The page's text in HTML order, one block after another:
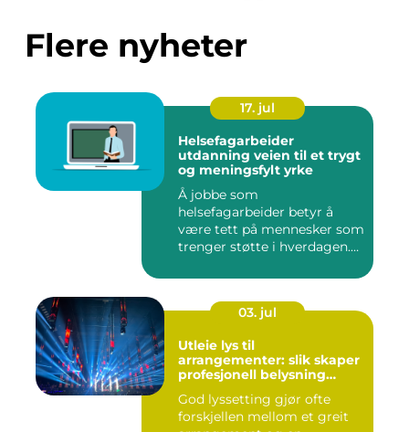
Flere nyheter
17. jul
Helsefagarbeider
utdanning veien til et trygt
og meningsfylt yrke
Å jobbe som
helsefagarbeider betyr å
være tett på mennesker som
trenger støtte i hverdagen.
03. jul
Utleie lys til
arrangementer: slik skaper
profesjonell belysning
God lyssetting gjør ofte
forskjellen mellom et greit